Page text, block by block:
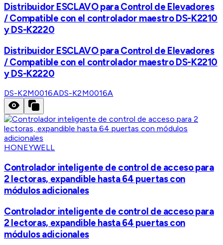
Distribuidor ESCLAVO para Control de Elevadores
/ Compatible con el controlador maestro DS-K2210
y DS-K2220
Distribuidor ESCLAVO para Control de Elevadores
/ Compatible con el controlador maestro DS-K2210
y DS-K2220
DS-K2M0016ADS-K2M0016A
HONEYWELL
Controlador inteligente de control de acceso para
2 lectoras, expandible hasta 64 puertas con
módulos adicionales
Controlador inteligente de control de acceso para
2 lectoras, expandible hasta 64 puertas con
módulos adicionales